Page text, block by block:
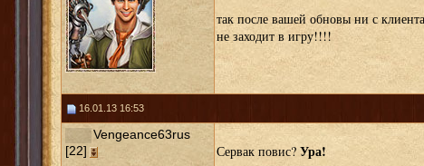
так после вашей обновы ни с
не заходит в игру!!!!
16.01.13 16:53
Vengeance63rus
[22]
Сервак повис? Ура!